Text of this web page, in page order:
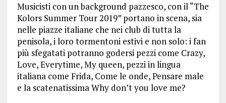
Musicisti con un background pazzesco, con il “The
Kolors Summer Tour 2019” portano in scena, sia
nelle piazze italiane che nei club di tutta la
penisola, i loro tormentoni estivi e non solo: i fan
più sfegatati potranno godersi pezzi come Crazy,
Love, Everytime, My queen, pezzi in lingua
italiana come Frida, Come le onde, Pensare male
e la scatenatissima Why don’t you love me?